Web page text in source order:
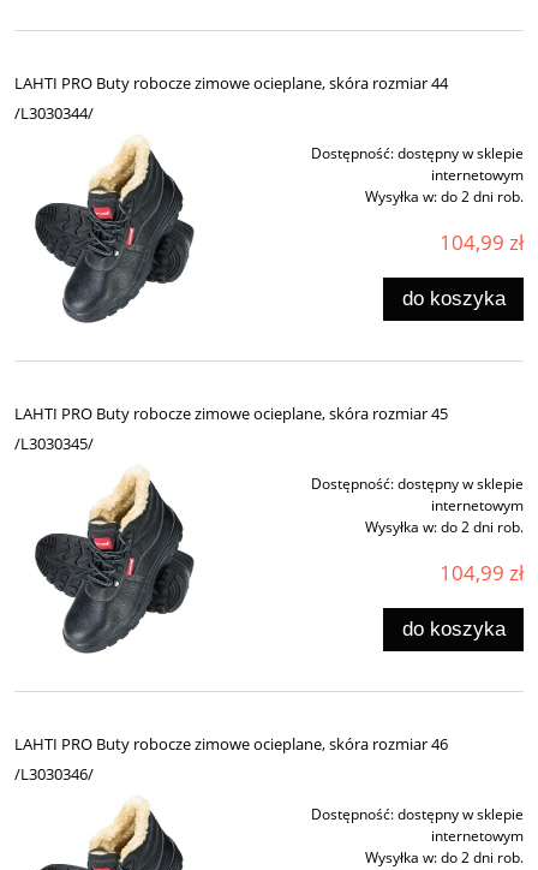
LAHTI PRO Buty robocze zimowe ocieplane, skóra rozmiar 44
/L3030344/
Dostępność:dostępny w sklepie
internetowym
Wysyłka w:do 2 dni rob.
104,99 zł
do koszyka
LAHTI PRO Buty robocze zimowe ocieplane, skóra rozmiar 45
/L3030345/
Dostępność:dostępny w sklepie
internetowym
Wysyłka w:do 2 dni rob.
104,99 zł
do koszyka
LAHTI PRO Buty robocze zimowe ocieplane, skóra rozmiar 46
/L3030346/
Dostępność:dostępny w sklepie
internetowym
Wysyłka w:do 2 dni rob.